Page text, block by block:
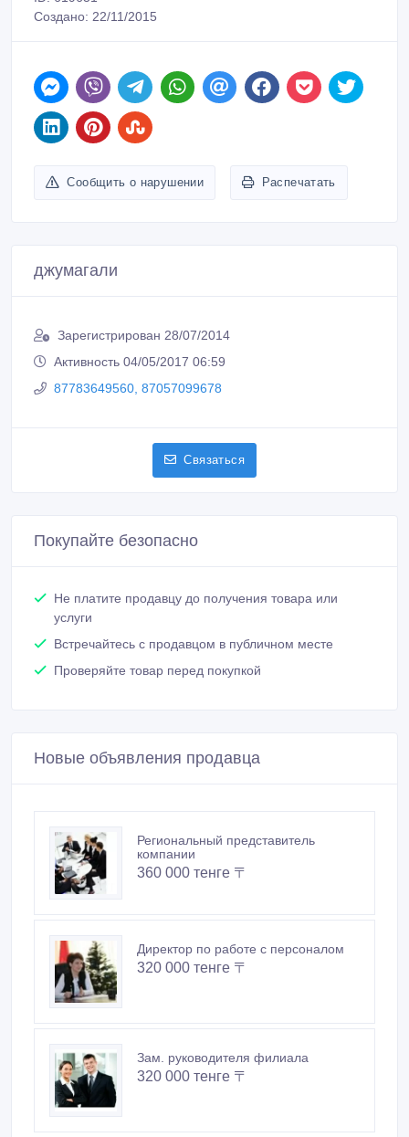
Создано: 22/11/2015
Сообщить о нарушении Распечатать
джумагали
Зарегистрирован 28/07/2014
Активность 04/05/2017 06:59
87783649560, 87057099678
Связаться
Покупайте безопасно
Не платите продавцу до получения товара или
услуги
Встречайтесь с продавцом в публичном месте
Проверяйте товар перед покупкой
Новые объявления продавца
Региональный представитель
компании
360 000 тенге 〒
Директор по работе с персоналом
320 000 тенге 〒
Зам. руководителя филиала
320 000 тенге 〒